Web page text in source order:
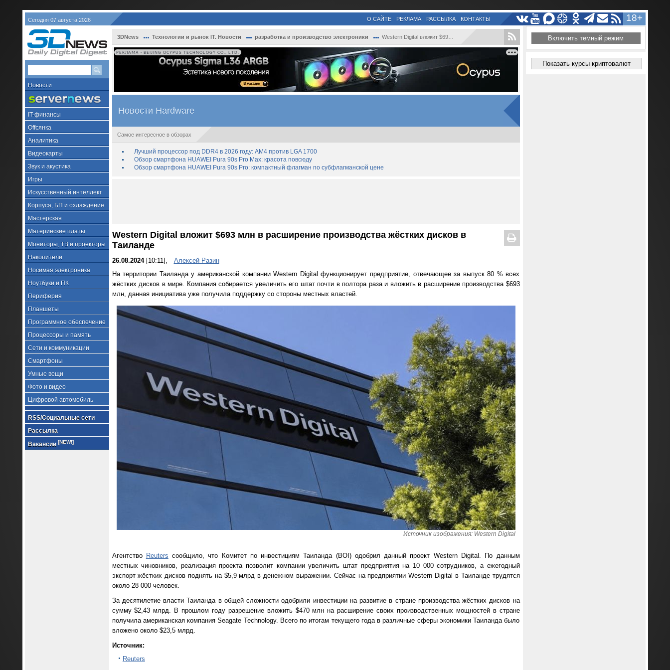
Сегодня 07 августа 2026 18+
О САЙТЕ РЕКЛАМА РАССЫЛКА КОНТАКТЫ
Новости
IT-финансы
Offсянка
Аналитика
Видеокарты
Звук и акустика
Игры
Искусственный интеллект
Корпуса, БП и охлаждение
Мастерская
Материнские платы
Мониторы, ТВ и проекторы
Накопители
Носимая электроника
Ноутбуки и ПК
Периферия
Планшеты
Программное обеспечение
Процессоры и память
Сети и коммуникации
Смартфоны
Умные вещи
Фото и видео
Цифровой автомобиль
RSS/Социальные сети
Рассылка
Вакансии [NEW!]
3DNews Технологии и рынок IT. Новости разработка и производство электроники Western Digital вложит $693 млн в расшир...
РЕКЛАМА • BEIJING OCYPUS TECHNOLOGY CO., LTD.
Новости Hardware
Самое интересное в обзорах
Лучший процессор под DDR4 в 2026 году: AM4 против LGA 1700
Обзор смартфона HUAWEI Pura 90s Pro Max: красота повсюду
Обзор смартфона HUAWEI Pura 90s Pro: компактный флагман по субфлагманской цене
Western Digital вложит $693 млн в расширение производства жёстких дисков в
Таиланде
26.08.2024[10:11],
Алексей Разин
На территории Таиланда у американской компании Western Digital функционирует предприятие, отвечающее за выпуск 80 % всех
жёстких дисков в мире. Компания собирается увеличить его штат почти в полтора раза и вложить в расширение производства $693
млн, данная инициатива уже получила поддержку со стороны местных властей.
Источник изображения: Western Digital
Агентство Reuters сообщило, что Комитет по инвестициям Таиланда (BOI) одобрил данный проект Western Digital. По данным
местных чиновников, реализация проекта позволит компании увеличить штат предприятия на 10 000 сотрудников, а ежегодный
экспорт жёстких дисков поднять на $5,9 млрд в денежном выражении. Сейчас на предприятии Western Digital в Таиланде трудятся
около 28 000 человек.
За десятилетие власти Таиланда в общей сложности одобрили инвестиции на развитие в стране производства жёстких дисков на
сумму $2,43 млрд. В прошлом году разрешение вложить $470 млн на расширение своих производственных мощностей в стране
получила американская компания Seagate Technology. Всего по итогам текущего года в различные сферы экономики Таиланда было
вложено около $23,5 млрд.
Источник:
Reuters
Включить темный режим
Показать курсы криптовалют